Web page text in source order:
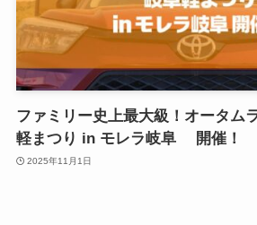
ファミリー史上最大級！オータム
軽まつり in モレラ岐阜 開催！
2025年11月1日